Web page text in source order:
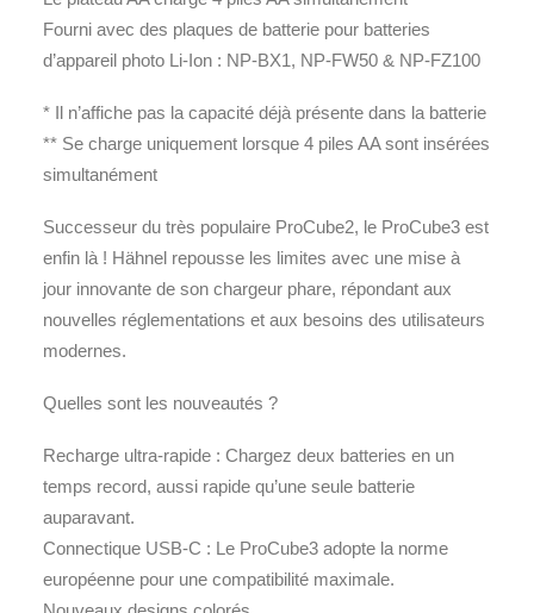
Fourni avec des plaques de batterie pour batteries
d’appareil photo Li-Ion : NP-BX1, NP-FW50 & NP-FZ100
* Il n’affiche pas la capacité déjà présente dans la batterie
** Se charge uniquement lorsque 4 piles AA sont insérées
simultanément
Successeur du très populaire ProCube2, le ProCube3 est
enfin là ! Hähnel repousse les limites avec une mise à
jour innovante de son chargeur phare, répondant aux
nouvelles réglementations et aux besoins des utilisateurs
modernes.
Quelles sont les nouveautés ?
Recharge ultra-rapide : Chargez deux batteries en un
temps record, aussi rapide qu’une seule batterie
auparavant.
Connectique USB-C : Le ProCube3 adopte la norme
européenne pour une compatibilité maximale.